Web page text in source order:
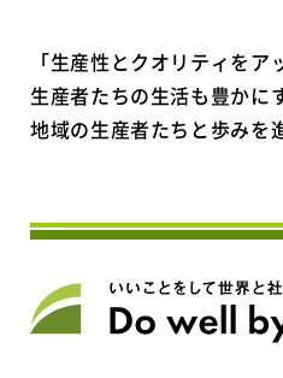
「生産性とクオリティを
生産者たちの生活も豊かに
地域の生産者たちと歩みを